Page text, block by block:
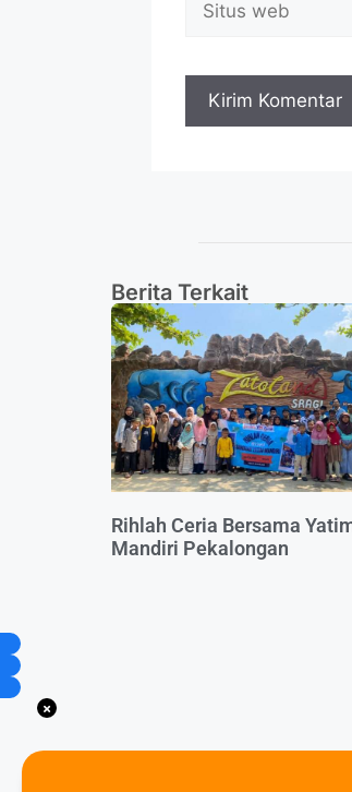
Berita Terkait
Rihlah Ceria Bersama
Mandiri Pekalongan